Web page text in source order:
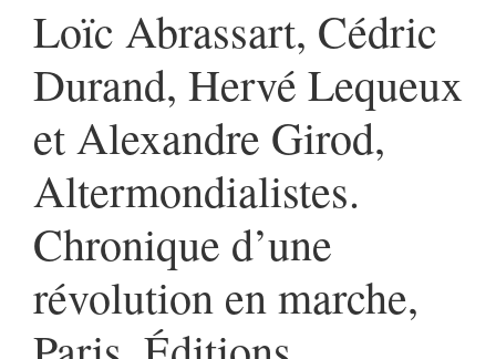
Loïc Abrassart, Cédric
Durand, Hervé Lequeux
et Alexandre Girod,
Altermondialistes.
Chronique d’une
révolution en marche,